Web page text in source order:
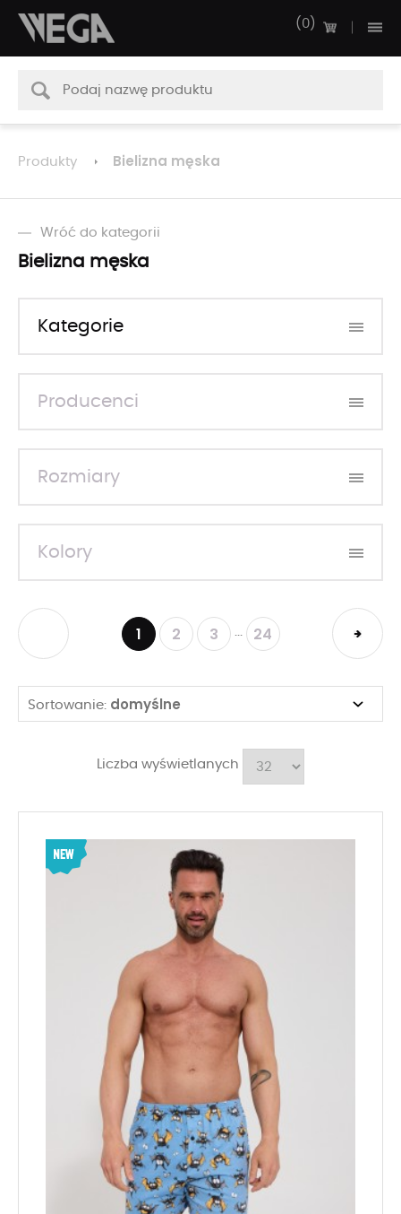
0
Produkty Bielizna męska
Wróć do kategorii
Bielizna męska
Kategorie
Producenci
Rozmiary
Kolory
1 2 3 24
Sortowanie: domyślne
Liczba wyświetlanych